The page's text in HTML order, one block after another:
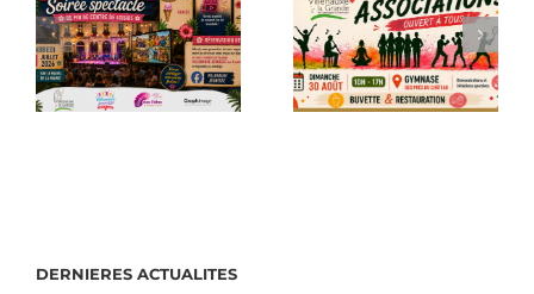
DERNIERES ACTUALITES